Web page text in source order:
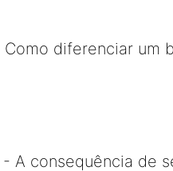
diferenciar um
A consequência de